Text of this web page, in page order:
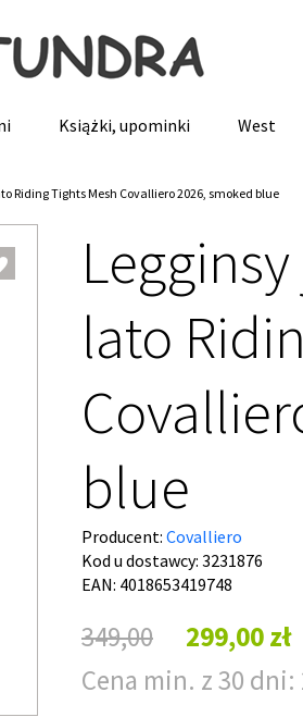
Książki, upominki West
Riding Tights Mesh Covalliero 2026, smoked blue
lato
blue
Producent: Covalliero
Kod u dostawcy: 3231876
EAN: 4018653419748
349,00
299,00 zł
Cena min. z 30 dni: